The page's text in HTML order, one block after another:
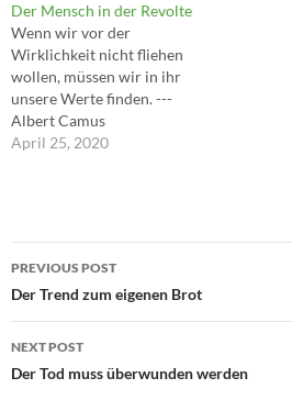
Notwendigkeit – zu arbeiten,
womit Camus' Satz, dass wir
uns Sysyphos als einen
glücklichen Menschen
vorstellen können, als
Lebensmotto taugt.
Der Mensch in der Revolte
Wenn wir vor der
Wirklichkeit nicht fliehen
wollen, müssen wir in ihr
unsere Werte finden. ---
Albert Camus
April 25, 2020
Post
navigation
PREVIOUS POST
Der Trend zum eigenen Brot
NEXT POST
Der Tod muss überwunden werden